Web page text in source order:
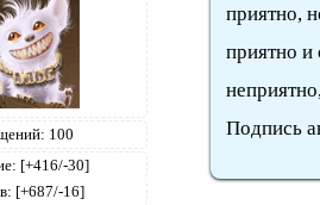
100
[+416/-30]
[+687/-16]
приятно,
приятно и
Подпись